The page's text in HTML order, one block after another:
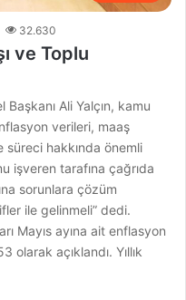
32.630
ve Toplu
Ali Yalçın, kamu
verileri, maaş
süreci hakkında önemli
işveren tarafına çağrıda
sorunlara çözüm
ile gelinmeli” dedi.
Mayıs ayına ait enflasyon
olarak açıklandı. Yıllık